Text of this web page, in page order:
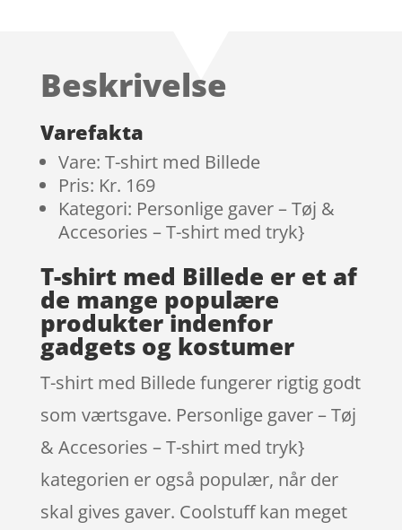
kundebedø
Beskrivelse
Varefakta
Vare: T-shirt med Billede
Pris: Kr. 169
Kategori: Personlige gaver – Tøj &
Accesories – T-shirt med tryk}
T-shirt med Billede er et af
de mange populære
produkter indenfor
gadgets og kostumer
T-shirt med Billede fungerer rigtig godt
som værtsgave. Personlige gaver – Tøj
& Accesories – T-shirt med tryk}
kategorien er også populær, når der
skal gives gaver. Coolstuff kan meget